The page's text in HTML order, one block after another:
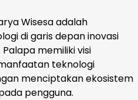
Wisesa adalah
di garis depan inovasi
memiliki visi
teknologi
menciptakan ekosistem
pengguna.